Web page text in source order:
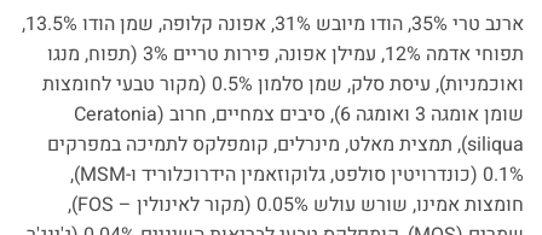
ארנב טרי 35%, הודו מיובש 31%, אפונה קלופה, שמן הודו 13.5%,
תפוחי אדמה 12%, עמילן אפונה, פירות טריים 3% (תפוח, מנגו
ואוכמניות), עיסת סלק, שמן סלמון 0.5% (מקור טבעי לחומצות
שומן אומגה 3 ואומגה 6), סיבים צמחיים, חרוב (Ceratonia
siliqua), תמצית מאלט, מינרלים, קומפלקס לתמיכה במפרקים
0.1% (כונדרויטין סולפט, גלוקוזאמין הידרוכלוריד ו-MSM),
חומצות אמינו, שורש עולש 0.05% (מקור לאינולין – FOS),